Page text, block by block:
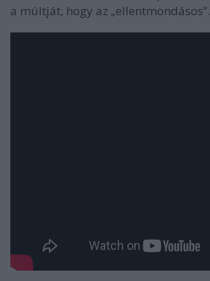
a múltját, hogy az „ellentmondásos”.